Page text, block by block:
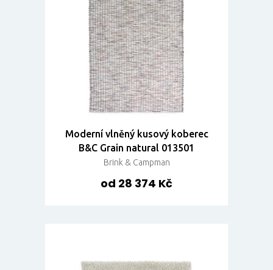
Moderní vlněný kusový koberec
B&C Grain natural 013501
Brink & Campman
od 28 374 Kč